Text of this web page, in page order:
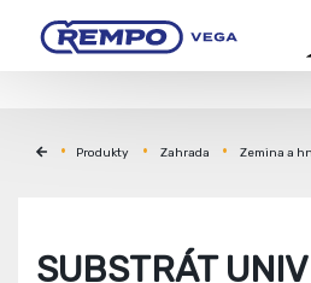
Produkty Zahrada Zemina a
SUBSTRÁT